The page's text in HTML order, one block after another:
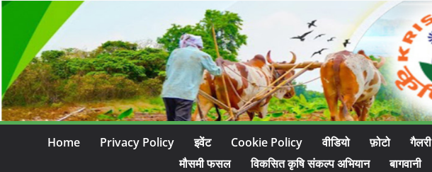
Home Privacy Policy इवेंट Cookie Policy वीडियो फ़ोटो गैलरी
मौसमी फसल
विकसित कृषि संकल्प अभियान बागवानी